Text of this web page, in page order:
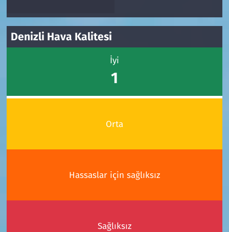
Denizli Hava Kalitesi
İyi
1
Orta
Hassaslar için sağlıksız
Sağlıksız